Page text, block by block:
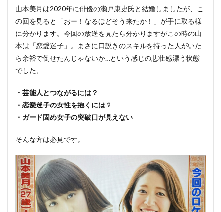
山本美月は2020年に俳優の瀬戸康史氏と結婚しましたが、こ
の回を見ると「おー！なるほどそう来たか！」が手に取る様
に分かります。今回の放送を見たら分かりますがこの時の山
本は「恋愛迷子」。まさに口説きのスキルを持った人がいた
ら余裕で倒せたんじゃないか…という感じの悲壮感漂う状態
でした。
・芸能人とつながるには？
・恋愛迷子の女性を抱くには？
・ガード固め女子の突破口が見えない
そんな方は必見です。